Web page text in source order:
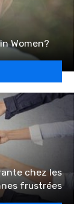
Women?
chez les
frustrées